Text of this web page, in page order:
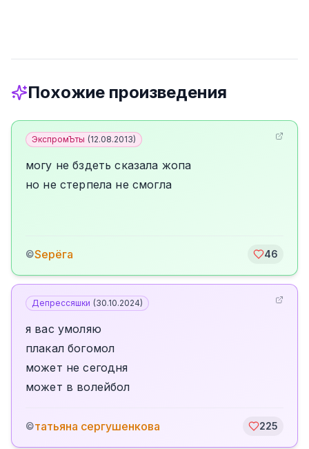
Похожие произведения
ЭкспромЪты (12.08.2013)
могу не бздеть сказала жопа
но не стерпела не смогла
©Sерёга 46
Депрессяшки (30.10.2024)
я вас умоляю
плакал богомол
может не сегодня
может в волейбол
©татьяна сергушенкова 225